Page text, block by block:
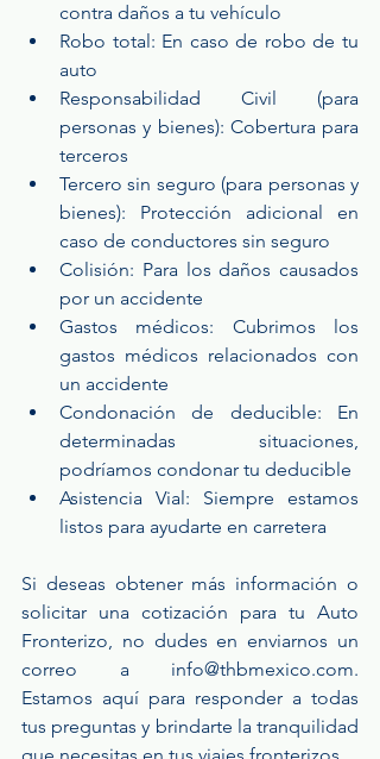
contra daños a tu vehículo
Robo total: En caso de robo de tu
auto
Responsabilidad Civil (para
personas y bienes): Cobertura para
terceros
Tercero sin seguro (para personas y
bienes): Protección adicional en
caso de conductores sin seguro
Colisión: Para los daños causados
por un accidente
Gastos médicos: Cubrimos los
gastos médicos relacionados con
un accidente
Condonación de deducible: En
determinadas situaciones,
podríamos condonar tu deducible
Asistencia Vial: Siempre estamos
listos para ayudarte en carretera
Si deseas obtener más información o
solicitar una cotización para tu Auto
Fronterizo, no dudes en enviarnos un
correo a info@thbmexico.com.
Estamos aquí para responder a todas
tus preguntas y brindarte la tranquilidad